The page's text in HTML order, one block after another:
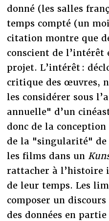
donné (les salles
temps compté (un
citation montre que
conscient de l’intérêt
projet. L’intérêt :
critique des œuvres,
les considérer sous
annuelle" d’un
donc de la
de la "singularité"
les films dans un
rattacher à l’histoire
de leur temps. Les
composer un
des données en